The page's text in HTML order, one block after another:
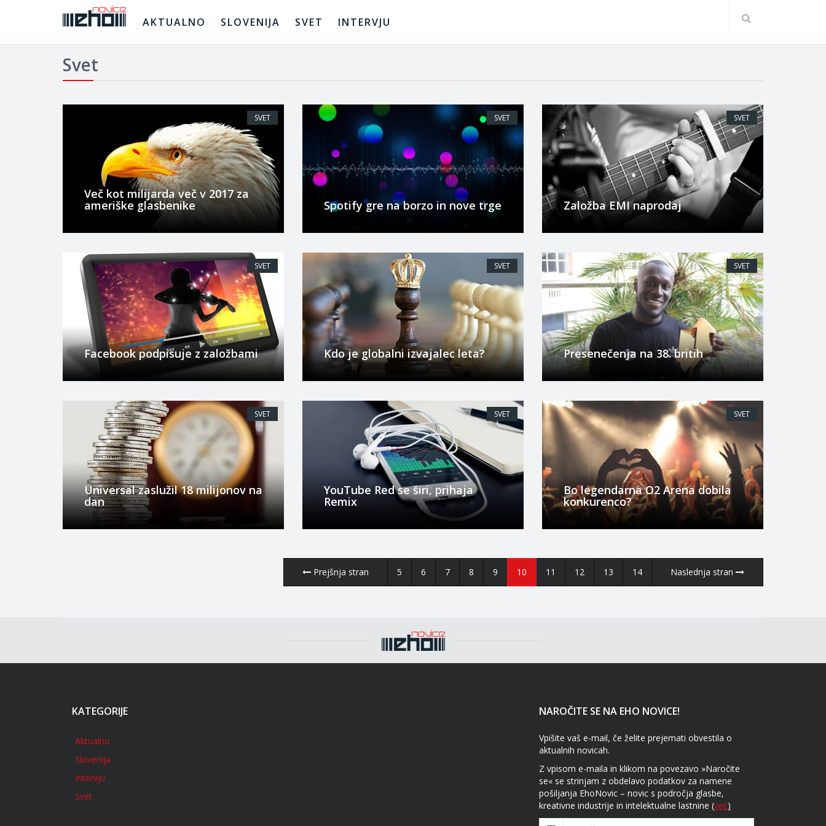
AKTUALNO SLOVENIJA SVET INTERVJU
Svet
SVET
Več kot milijarda več v 2017 za
ameriške glasbenike
SVET
Spotify gre na borzo in nove trge
SVET
Založba EMI naprodaj
SVET
Facebook podpisuje z založbami
SVET
Kdo je globalni izvajalec leta?
SVET
Presenečenja na 38. britih
SVET
Universal zaslužil 18 milijonov na
dan
SVET
YouTube Red se širi, prihaja
Remix
SVET
Bo legendarna O2 Arena dobila
konkurenco?
Prejšnja stran 5 6 7 8 9 10 11 12 13 14 Naslednja stran
KATEGORIJE
Aktualno
Slovenija
Intervju
Svet
NAROČITE SE NA EHO NOVICE!
Vpišite vaš e-mail, če želite prejemati obvestila o
aktualnih novicah.
Z vpisom e-maila in klikom na povezavo »Naročite
se« se strinjam z obdelavo podatkov za namene
pošiljanja EhoNovic – novic s področja glasbe,
kreativne industrije in intelektualne lastnine (več)